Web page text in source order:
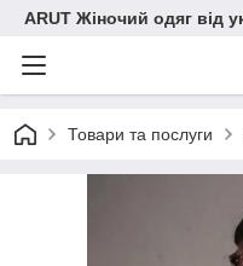
ARUT Жіночий одяг від
Товари та послуги